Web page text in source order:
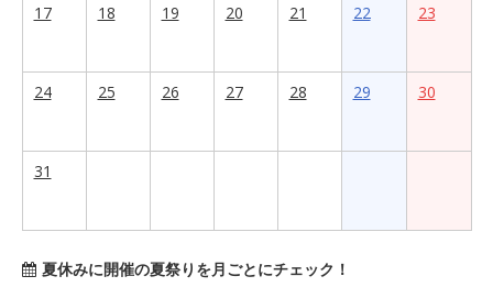
17
18 19 20 21 22 23
24 25 26 27 28 29 30
31
夏休みに開催の夏祭りを月ごとにチェック！